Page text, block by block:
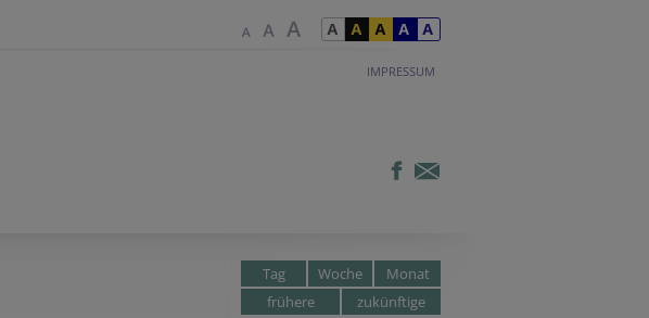
IMPRESSUM
Tag Woche
Monat
frühere
zukünftige